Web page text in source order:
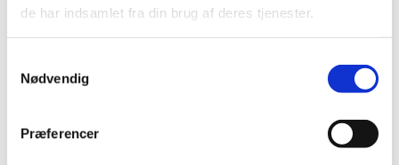
de har indsamlet fra din brug af deres tjenester.
Nødvendig
Præferencer
Bevilling til at drive Gråsten Apotek
Lægemiddelstyrelsen har den 2. maj 2024 meddelt, at
Shafiq Farsad får bevilling til at drive Gråsten Apotek.…
Indkaldelse af forslag til medlem af